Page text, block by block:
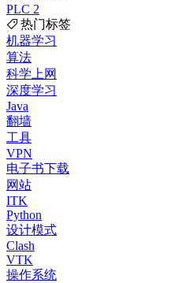
PLC 2
热门标签
机器学习
算法
科学上网
深度学习
Java
翻墙
工具
VPN
电子书下载
网站
ITK
Python
设计模式
Clash
VTK
操作系统